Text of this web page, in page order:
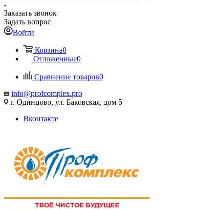
Заказать звонок
Задать вопрос
Войти
Корзина0
Отложенные0
Сравнение товаров0
info@profcomplex.pro
г. Одинцово, ул. Баковская, дом 5
Вконтакте